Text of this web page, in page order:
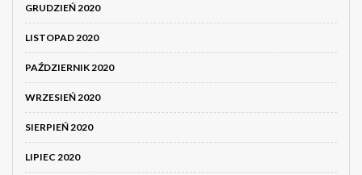
GRUDZIEŃ 2020
LISTOPAD 2020
PAŹDZIERNIK 2020
WRZESIEŃ 2020
SIERPIEŃ 2020
LIPIEC 2020